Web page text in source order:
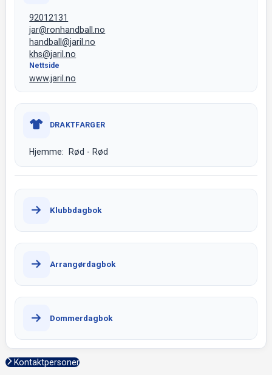
92012131
jar@ronhandball.no
handball@jaril.no
khs@jaril.no
Nettside
www.jaril.no
DRAKTFARGER
Hjemme: Rød - Rød
Klubbdagbok
Arrangørdagbok
Dommerdagbok
Kontaktpersoner